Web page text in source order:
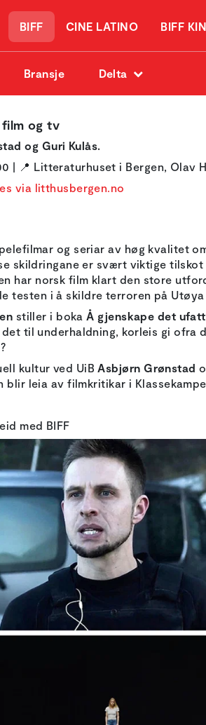
BIFF CINE LATINO BIFF
Bransje Delta
og tv
og Guri Kulås.
| 📍 Litteraturhuset i Bergen, Olav
via litthusbergen.no
og seriar av høg kvalitet
skildringane er svært viktige
har norsk film klart den store
testen i å skildre terroren på Utøya
stiller i boka Å gjenskape det
til underhaldning, korleis gi ofra
kultur ved UiB Asbjørn Grønstad
blir leia av filmkritikar i
med BIFF